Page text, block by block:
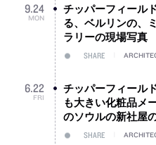
9.24
MON
チッパーフィール
る、ベルリンの、
ラリーの現場写真
SHARE
6.22
FRI
チッパーフィール
も大きい化粧品メ
のソウルの新社屋
SHARE